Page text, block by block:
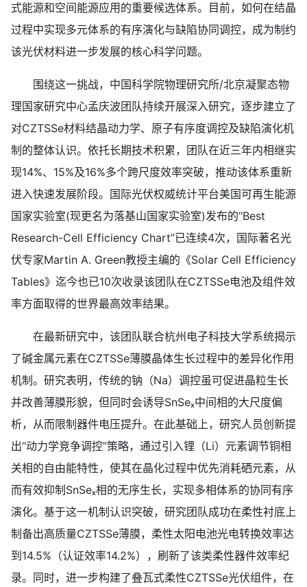
式能源和空间能源应用的重要候选体系。目前，如何在结晶
过程中实现多元体系的有序演化与缺陷协同调控，成为制约
该光伏材料进一步发展的核心科学问题。
围绕这一挑战，中国科学院物理研究所/北京凝聚态物
理国家研究中心孟庆波团队持续开展深入研究，逐步建立了
对CZTSSe材料结晶动力学、原子有序度调控及缺陷演化机
制的整体认识。依托长期技术积累，团队在近三年内相继实
现14%、15%及16%多个跨尺度效率突破，推动该体系重新
进入快速发展阶段。国际光伏权威统计平台美国可再生能源
国家实验室(现更名为落基山国家实验室)发布的“Best
Research-Cell Efficiency Chart”已连续4次，国际著名光
伏专家Martin A. Green教授主编的《Solar Cell Efficiency
Tables》迄今也已10次收录该团队在CZTSSe电池及组件效
率方面取得的世界最高效率结果。
在最新研究中，该团队联合杭州电子科技大学系统揭示
了碱金属元素在CZTSSe薄膜晶体生长过程中的差异化作用
机制。研究表明，传统的钠（Na）调控虽可促进晶粒生长
并改善薄膜形貌，但同时会诱导SnSeₓ中间相的大尺度偏
析，从而限制器件电压提升。在此基础上，研究人员创新提
出“动力学竞争调控”策略，通过引入锂（Li）元素调节铜相
关相的自由能特性，使其在晶化过程中优先消耗硒元素，从
而有效抑制SnSeₓ相的无序生长，实现多相体系的协同有序
演化。基于这一机制认识突破，研究团队成功在柔性衬底上
制备出高质量CZTSSe薄膜，柔性太阳电池光电转换效率达
到14.5%（认证效率14.2%），刷新了该类柔性器件效率纪
录。同时，进一步构建了叠瓦式柔性CZTSSe光伏组件，在